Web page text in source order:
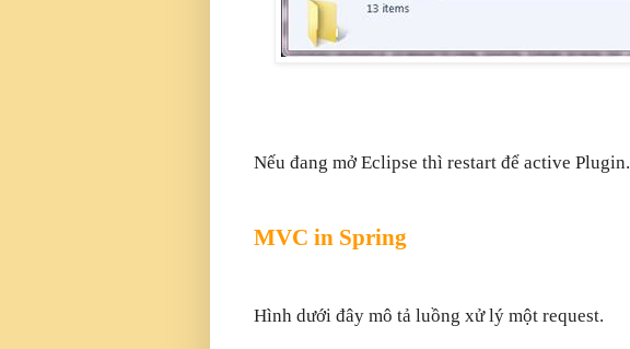
Nếu đang mở Eclipse thì restart để active Plugin.
MVC in Spring
Hình dưới đây mô tả luồng xử lý một request.